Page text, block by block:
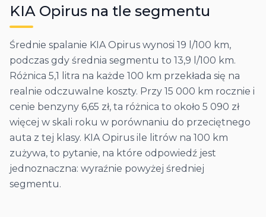
KIA Opirus na tle segmentu
Średnie spalanie KIA Opirus wynosi 19 l/100 km,
podczas gdy średnia segmentu to 13,9 l/100 km.
Różnica 5,1 litra na każde 100 km przekłada się na
realnie odczuwalne koszty. Przy 15 000 km rocznie i
cenie benzyny 6,65 zł, ta różnica to około 5 090 zł
więcej w skali roku w porównaniu do przeciętnego
auta z tej klasy. KIA Opirus ile litrów na 100 km
zużywa, to pytanie, na które odpowiedź jest
jednoznaczna: wyraźnie powyżej średniej
segmentu.